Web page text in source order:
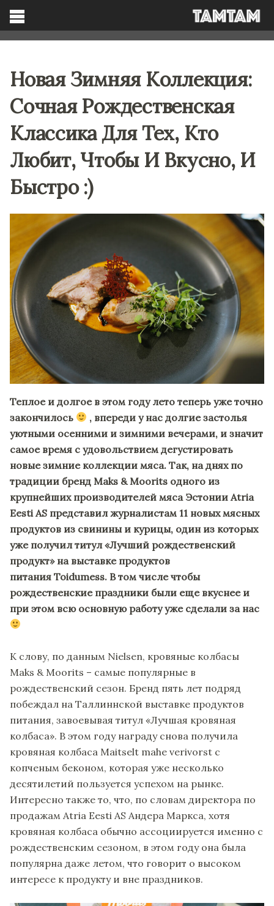
Facebook
Новая Зимняя Коллекция:
Сочная Рождественская
Классика Для Тех, Кто
Любит, Чтобы И Вкусно, И
Быстро :)
Теплое и долгое в этом году лето теперь уже точно
закончилось
, впереди у нас долгие застолья
уютными осенними и зимними вечерами, и значит
самое время с удовольствием дегустировать
новые зимние коллекции мяса. Так, на днях по
традиции бренд Maks & Moorits одного из
крупнейших производителей мяса Эстонии Atria
Eesti AS представил журналистам 11 новых мясных
продуктов из свинины и курицы, один из которых
уже получил титул «Лучший рождественский
продукт» на выставке продуктов
питания Toidumess. В том числе чтобы
рождественские праздники были еще вкуснее и
при этом всю основную работу уже сделали за нас
К слову, по данным Nielsen, кровяные колбасы
Maks & Moorits – самые популярные в
рождественский сезон. Бренд пять лет подряд
побеждал на Таллиннской выставке продуктов
питания, завоевывая титул «Лучшая кровяная
колбаса». В этом году награду снова получила
кровяная колбаса Maitselt mahe verivorst с
копченым беконом, которая уже несколько
десятилетий пользуется успехом на рынке.
Интересно также то, что, по словам директора по
продажам Atria Eesti AS Андера Маркса, хотя
кровяная колбаса обычно ассоциируется именно с
рождественским сезоном, в этом году она была
популярна даже летом, что говорит о высоком
интересе к продукту и вне праздников.